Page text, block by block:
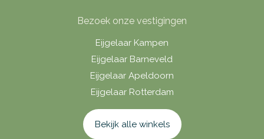
Bezoek onze vestigingen
Eijgelaar Kampen
Eijgelaar Barneveld
Eijgelaar Apeldoorn
Eijgelaar Rotterdam
Bekijk alle winkels